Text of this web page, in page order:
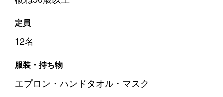
定員
12名
服装・持ち物
エプロン・ハンドタオル・マスク